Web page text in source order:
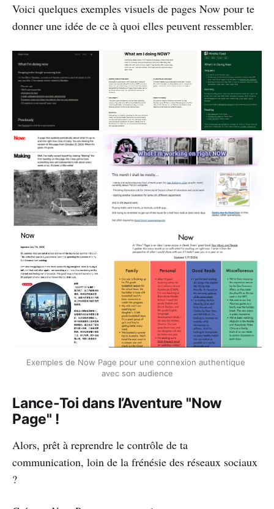
Voici quelques exemples visuels de pages Now pour te
donner une idée de ce à quoi elles peuvent ressembler.
Exemples de Now Page pour une connexion authentique
avec son audience
Lance-Toi dans l’Aventure "Now
Page" !
Alors, prêt à reprendre le contrôle de ta
communication, loin de la frénésie des réseaux sociaux
?